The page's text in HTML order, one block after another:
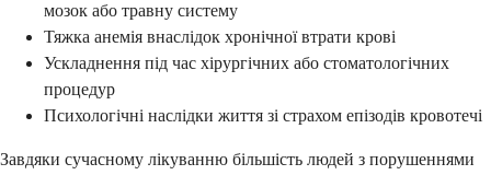
мозок або травну систему
Тяжка анемія внаслідок хронічної втрати крові
Ускладнення під час хірургічних або стоматологічних
процедур
Психологічні наслідки життя зі страхом епізодів кровотечі
Завдяки сучасному лікуванню більшість людей з порушеннями